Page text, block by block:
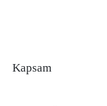
Kapsam